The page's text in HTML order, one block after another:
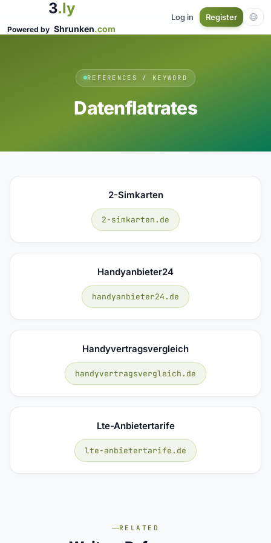
3.ly
Powered by Shrunken.com
Log in Register
REFERENCES / KEYWORD
Datenflatrates
2-Simkarten
2-simkarten.de
Handyanbieter24
handyanbieter24.de
Handyvertragsvergleich
handyvertragsvergleich.de
Lte-Anbietertarife
lte-anbietertarife.de
RELATED